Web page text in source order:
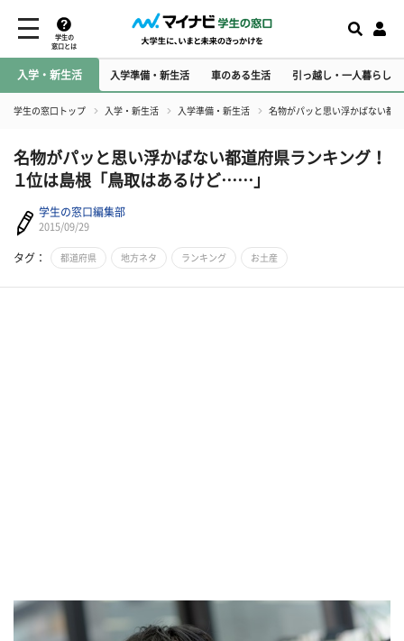
学生の
窓口とは
入学・新生活 入学準備・新生活 車のある生活 引っ越し・一人暮らし
学生の窓口トップ 入学・新生活 入学準備・新生活 名物がパッと思い浮かばない都
名物がパッと思い浮かばない都道府県ランキング！
１位は島根「鳥取はあるけど……」
学生の窓口編集部
2015/09/29
タグ： 都道府県 地方ネタ ランキング お土産